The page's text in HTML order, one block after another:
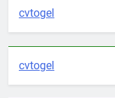
cvtogel
cvtogel